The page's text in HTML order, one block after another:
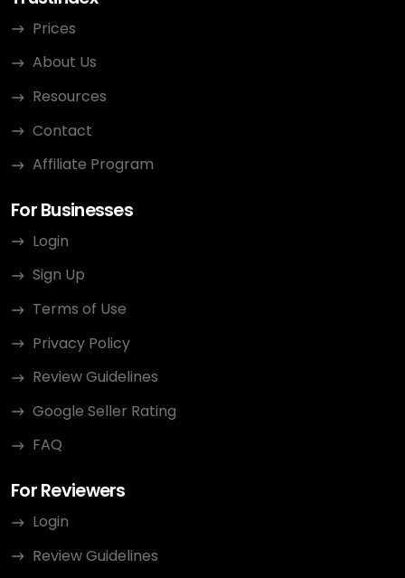
Prices
About Us
Resources
Contact
Affiliate Program
For Businesses
Login
Sign Up
Terms of Use
Privacy Policy
Review Guidelines
Google Seller Rating
FAQ
For Reviewers
Login
Review Guidelines